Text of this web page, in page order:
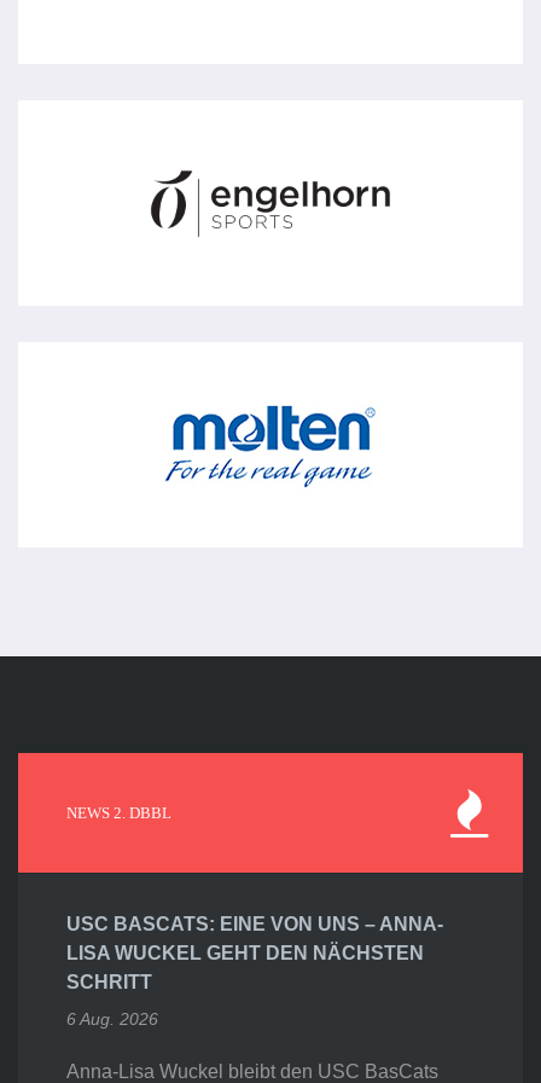
NEWS 2. DBBL
USC BASCATS: EINE VON UNS – ANNA-
LISA WUCKEL GEHT DEN NÄCHSTEN
SCHRITT
6 Aug. 2026
Anna-Lisa Wuckel bleibt den USC BasCats